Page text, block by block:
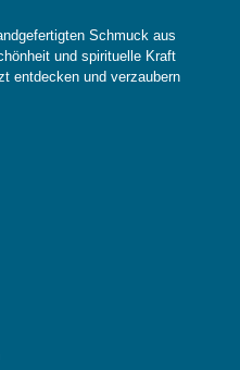
Schmuck aus
und spirituelle Kraft
entdecken und verzaubern